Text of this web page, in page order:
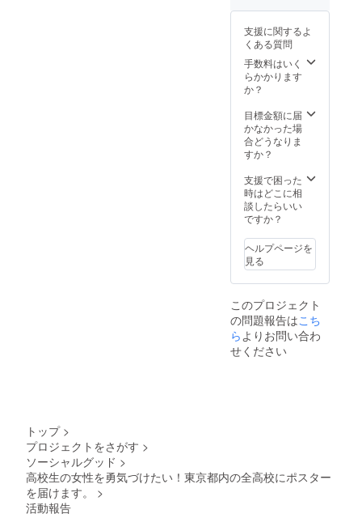
す。ご
了承く
ださ
い。
ロジェ
ご報告
⑥この
ポス
ターを
広めて
る方に
は、ポ
スター
の画像
をお付
けしま
す。ご
希望の
備考欄
でお知
らせく
ださ
添付さ
れた動
画の転
載、複
製、改
い。
支援に関するよ
くある質問
手数料はいく
らかかります
か？
目標金額に届
かなかった場
合どうなりま
すか？
支援で困った
時はどこに相
談したらいい
ですか？
ヘルプページを
見る
このプロジェクト
の問題報告はこち
ら よりお問い合わ
せください
トップ >
プロジェクトをさがす >
ソーシャルグッド >
高校生の女性を勇気づけたい！東京都内の全高校にポスター
を届けます。
>
活動報告